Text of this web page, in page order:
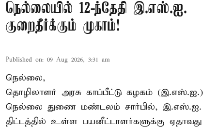
நெல்லையில் 12-ந்தேதி இ.எஸ்.ஐ.
குறைதீர்க்கும் முகாம்!
Published on: 09 Aug 2026, 3:31 am
நெல்லை,
தொழிலாளர் அரசு காப்பீட்டு கழகம் (இ.எஸ்.ஐ.)
நெல்லை துணை மண்டலம் சார்பில், இ.எஸ்.ஐ.
திட்டத்தில் உள்ள பயனீட்டாளர்களுக்கு ஏதாவது